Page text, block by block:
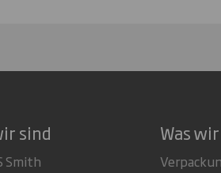
sind
Smith
Was